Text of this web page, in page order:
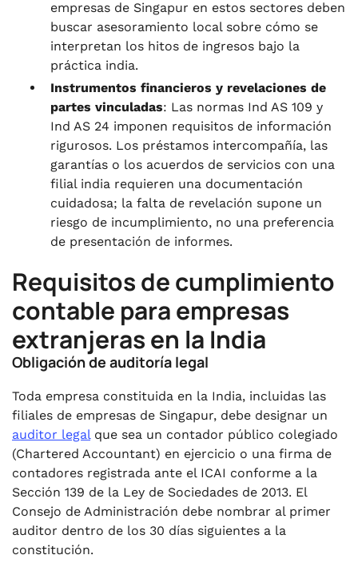
empresas de Singapur en estos sectores deben
buscar asesoramiento local sobre cómo se
interpretan los hitos de ingresos bajo la
práctica india.
Instrumentos financieros y revelaciones de
partes vinculadas: Las normas Ind AS 109 y
Ind AS 24 imponen requisitos de información
rigurosos. Los préstamos intercompañía, las
garantías o los acuerdos de servicios con una
filial india requieren una documentación
cuidadosa; la falta de revelación supone un
riesgo de incumplimiento, no una preferencia
de presentación de informes.
Requisitos de cumplimiento
contable para empresas
extranjeras en la India
Obligación de auditoría legal
Toda empresa constituida en la India, incluidas las
filiales de empresas de Singapur, debe designar un
auditor legalque sea un contador público colegiado
(Chartered Accountant) en ejercicio o una firma de
contadores registrada ante el ICAI conforme a la
Sección 139 de la Ley de Sociedades de 2013. El
Consejo de Administración debe nombrar al primer
auditor dentro de los 30 días siguientes a la
constitución.